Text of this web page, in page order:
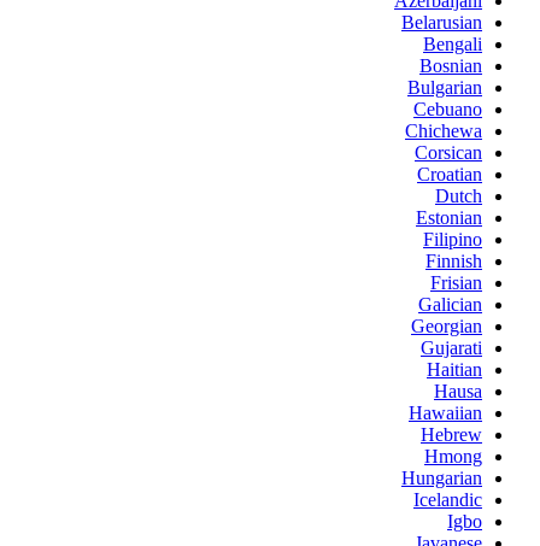
Belarusian
Bengali
Bosnian
Bulgarian
Cebuano
Chichewa
Corsican
Croatian
Dutch
Estonian
Filipino
Finnish
Frisian
Galician
Georgian
Gujarati
Haitian
Hausa
Hawaiian
Hebrew
Hmong
Hungarian
Icelandic
Igbo